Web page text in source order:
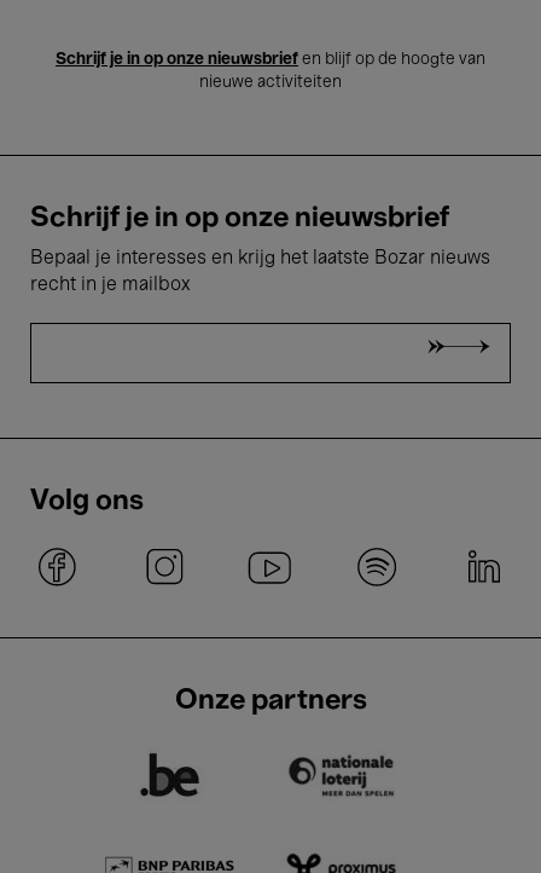
Schrijf je in op onze nieuwsbrief en blijf op de hoogte van
nieuwe activiteiten
Schrijf je in op onze nieuwsbrief
Bepaal je interesses en krijg het laatste Bozar nieuws
recht in je mailbox
Volg ons
Onze partners